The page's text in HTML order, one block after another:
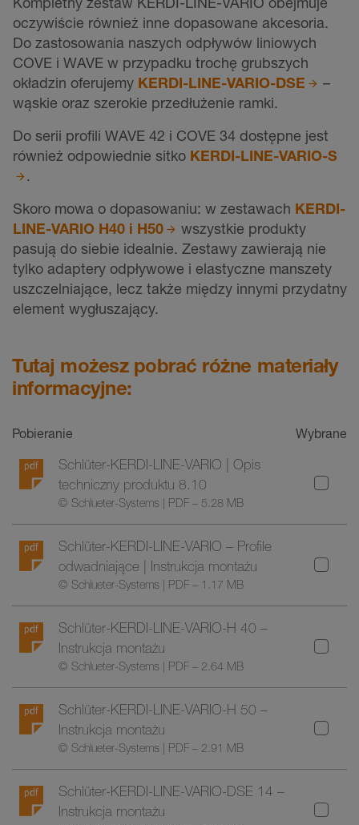
oczywiście również inne dopasowane akcesoria.
Do zastosowania naszych odpływów liniowych
COVE i WAVE w przypadku trochę grubszych
okładzin oferujemy KERDI-LINE-VARIO-DSE
–
wąskie oraz szerokie przedłużenie ramki.
Do serii profili WAVE 42 i COVE 34 dostępne jest
również odpowiednie sitko KERDI-LINE-VARIO-S
.
Skoro mowa o dopasowaniu: w zestawach KERDI-
LINE-VARIO H40 i H50
wszystkie produkty
pasują do siebie idealnie. Zestawy zawierają nie
tylko adaptery odpływowe i elastyczne manszety
uszczelniające, lecz także między innymi przydatny
element wygłuszający.
Tutaj możesz pobrać różne materiały
informacyjne:
Pobieranie
Wybrane
Schlüter-KERDI-LINE-VARIO | Opis
techniczny produktu 8.10
© Schlueter-Systems | PDF – 5.28 MB
Schlüter-KERDI-LINE-VARIO – Profile
odwadniające | Instrukcja montażu
© Schlueter-Systems | PDF – 1.17 MB
Schlüter-KERDI-LINE-VARIO-H 40 –
Instrukcja montażu
© Schlueter-Systems | PDF – 2.64 MB
Schlüter-KERDI-LINE-VARIO-H 50 –
Instrukcja montażu
© Schlueter-Systems | PDF – 2.91 MB
Schlüter-KERDI-LINE-VARIO-DSE 14 –
Instrukcja montażu